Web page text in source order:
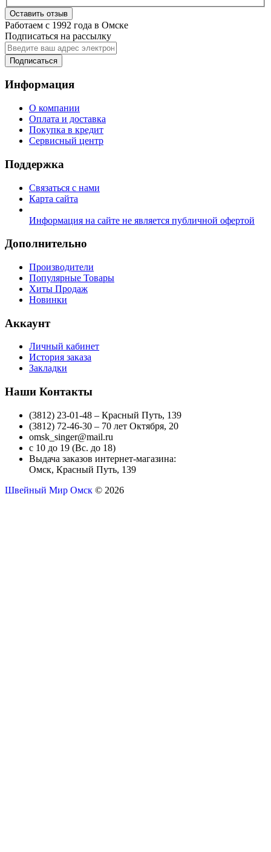
Оставить отзыв
Работаем с 1992 года в Омске
Подписаться на рассылку
Подписаться
Информация
О компании
Оплата и доставка
Покупка в кредит
Сервисный центр
Поддержка
Связаться с нами
Карта сайта
Информация на сайте не является публичной офертой
Дополнительно
Производители
Популярные Товары
Хиты Продаж
Новинки
Аккаунт
Личный кабинет
История заказа
Закладки
Наши Контакты
(3812) 23-01-48 – Красный Путь, 139
(3812) 72-46-30 – 70 лет Октября, 20
omsk_singer@mail.ru
с 10 до 19 (Вс. до 18)
Выдача заказов интернет-магазина:
Омск, Красный Путь, 139
Швейный Мир Омск © 2026